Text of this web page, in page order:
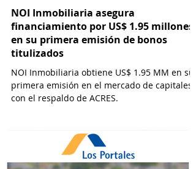
NOI Inmobiliaria asegura
financiamiento por US$ 1.95 millones
en su primera emisión de bonos
titulizados
NOI Inmobiliaria obtiene US$ 1.95 MM en su
primera emisión en el mercado de capitales
con el respaldo de ACRES.